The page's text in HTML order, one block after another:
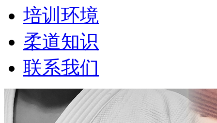
培训环境
柔道知识
联系我们